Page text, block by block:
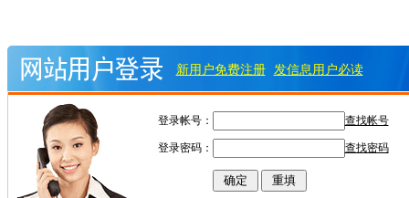
新用户免费注册 发信息用户必读
登录帐号： 查找帐号
登录密码： 查找密码